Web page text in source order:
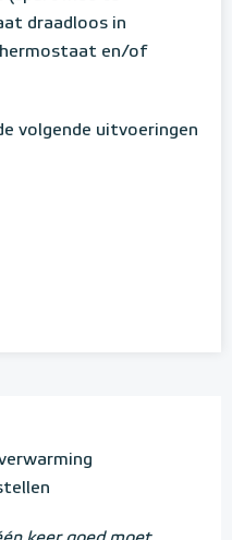
draadloos in
en/of
volgende uitvoeringen